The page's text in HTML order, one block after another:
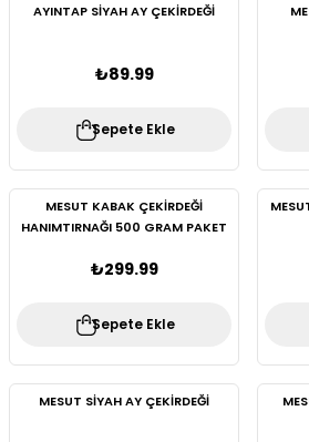
AYINTAP SİYAH AY ÇEKİRDEĞİ
₺89.99
Sepete Ekle
MESUT KABAK ÇEKİRDEĞİ
HANIMTIRNAĞI 500 GRAM PAKET
₺299.99
Sepete Ekle
MESUT SİYAH AY ÇEKİRDEĞİ